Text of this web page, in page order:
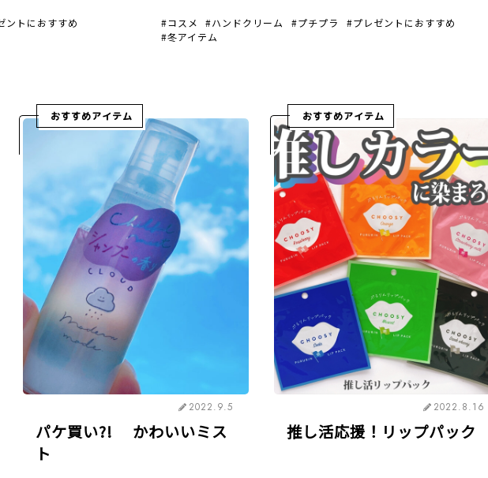
ントにおすすめ
ミッフィーデザインが今年も登場しまし […]
コスメ ハンドクリーム プチプラ
プレゼントにおすすめ
冬アイテム
おすすめアイテム
2022.9.5
パケ買い?! かわいいミス
ト
おすすめアイテム
2022.8.16
推し活応援！リップパック